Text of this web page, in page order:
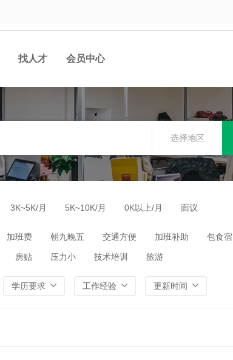
找人才 会员中心
选择地区
3K~5K/月 5K~10K/月 0K以上/月 面议
加班费 朝九晚五 交通方便 加班补助 包食宿
房贴 压力小 技术培训 旅游
学历要求 工作经验 更新时间